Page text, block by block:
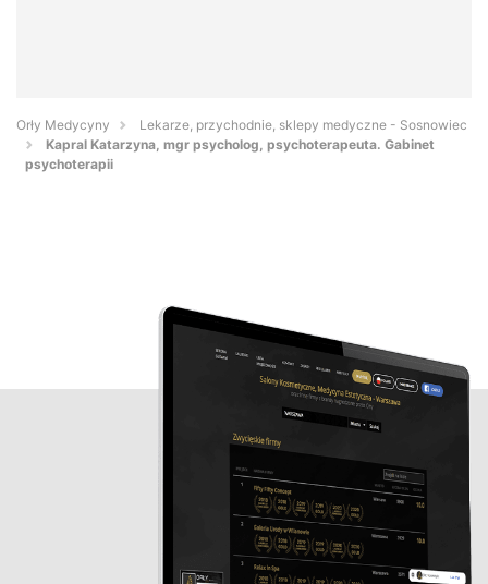
Orły Medycyny
Lekarze, przychodnie, sklepy medyczne - Sosnowiec
Kapral Katarzyna, mgr psycholog, psychoterapeuta. Gabinet
psychoterapii